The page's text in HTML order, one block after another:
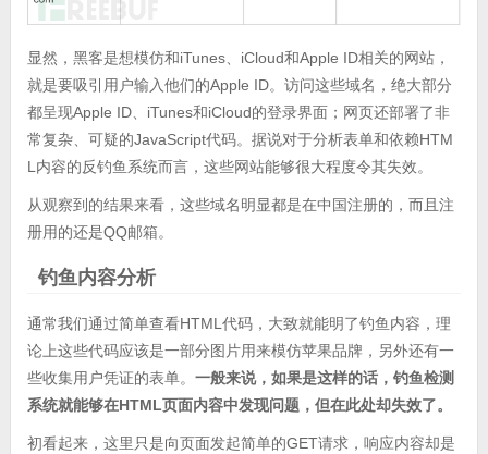
显然，黑客是想模仿和iTunes、iCloud和Apple ID相关的网站，
就是要吸引用户输入他们的Apple ID。访问这些域名，绝大部分
都呈现Apple ID、iTunes和iCloud的登录界面；网页还部署了非
常复杂、可疑的JavaScript代码。据说对于分析表单和依赖HTM
L内容的反钓鱼系统而言，这些网站能够很大程度令其失效。
从观察到的结果来看，这些域名明显都是在中国注册的，而且注
册用的还是QQ邮箱。
钓鱼内容分析
通常我们通过简单查看HTML代码，大致就能明了钓鱼内容，理
论上这些代码应该是一部分图片用来模仿苹果品牌，另外还有一
些收集用户凭证的表单。 一般来说，如果是这样的话， 钓鱼检测
系统就能够在HTML页面内容中发现问题，但在此处却失效了。
初看起来，这里只是向页面发起简单的GET请求，响应内容却是